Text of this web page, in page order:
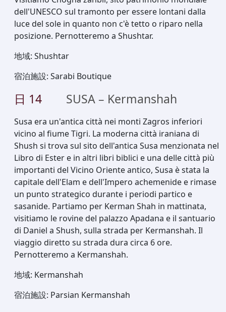
dell'UNESCO sul tramonto per essere lontani dalla
luce del sole in quanto non c'è tetto o riparo nella
posizione. Pernotteremo a Shushtar.
地域: Shushtar
宿泊施設: Sarabi Boutique
日 14 SUSA – Kermanshah
Susa era un'antica città nei monti Zagros inferiori
vicino al fiume Tigri. La moderna città iraniana di
Shush si trova sul sito dell'antica Susa menzionata nel
Libro di Ester e in altri libri biblici e una delle città più
importanti del Vicino Oriente antico, Susa è stata la
capitale dell'Elam e dell'Impero achemenide e rimase
un punto strategico durante i periodi partico e
sasanide. Partiamo per Kerman Shah in mattinata,
visitiamo le rovine del palazzo Apadana e il santuario
di Daniel a Shush, sulla strada per Kermanshah. Il
viaggio diretto su strada dura circa 6 ore.
Pernotteremo a Kermanshah.
地域: Kermanshah
宿泊施設: Parsian Kermanshah